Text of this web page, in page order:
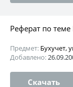
Реферат по
Предмет: Бухучет,
Добавлено:
Скачать